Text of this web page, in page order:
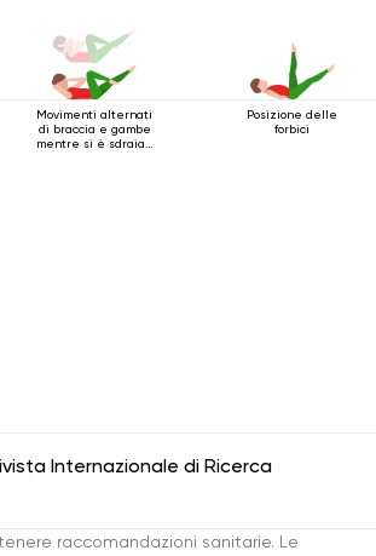
Movimenti alternati
di braccia e gambe
mentre si è sdraiati
Posizione delle
forbici
Internazionale di Ricerca
raccomandazioni sanitarie. Le